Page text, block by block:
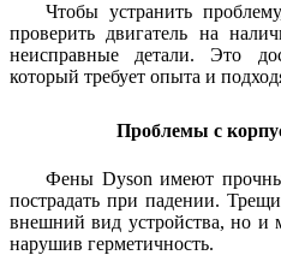
Чтобы устранить
проверить двигатель на
неисправные детали. Это
который требует опыта и
Проблемы с
Фены Dyson имеют
пострадать при падении.
внешний вид устройства, но и
нарушив герметичность.